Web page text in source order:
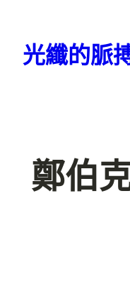
光纖的脈
鄭伯